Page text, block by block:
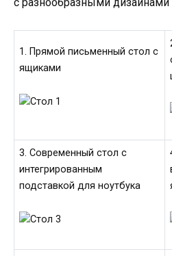
1. Прямой письменный стол с
ящиками
3. Современный стол с
интегрированным
подставкой для ноутбука